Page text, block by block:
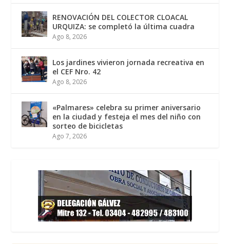
RENOVACIÓN DEL COLECTOR CLOACAL
URQUIZA: se completó la última cuadra
Ago 8, 2026
Los jardines vivieron jornada recreativa en
el CEF Nro. 42
Ago 8, 2026
«Palmares» celebra su primer aniversario
en la ciudad y festeja el mes del niño con
sorteo de bicicletas
Ago 7, 2026